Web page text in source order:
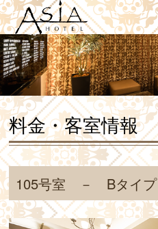
料金・客室情報
105号室 － Bタイプ